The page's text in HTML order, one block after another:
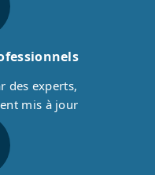
des experts,
mis à jour